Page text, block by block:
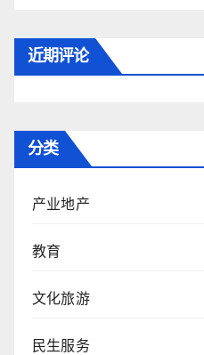
近期评论
分类
产业地产
教育
文化旅游
民生服务